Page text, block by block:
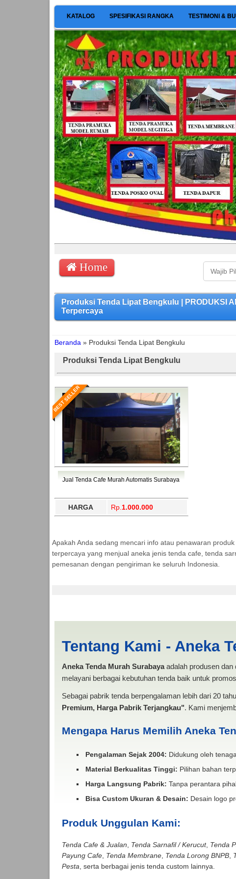
KATALOG SPESIFIKASI RANGKA TESTIMONI &
Home
Produksi Tenda Lipat Bengkulu | PRODUKSI
Terpercaya
Beranda » Produksi Tenda Lipat Bengkulu
Produksi Tenda Lipat Bengkulu
BEST SELLER
Jual Tenda Cafe Murah Automatis Surabaya
HARGA Rp. 1.000.000
Apakah Anda sedang mencari info atau penawaran produk
terpercaya yang menjual aneka jenis tenda cafe, tenda
pemesanan dengan pengiriman ke seluruh Indonesia.
Tentang Kami - Aneka
Aneka Tenda Murah Surabayaadalah produsen dan
melayani berbagai kebutuhan tenda baik untuk
Sebagai pabrik tenda berpengalaman lebih dari 20
Premium, Harga Pabrik Terjangkau". Kami
Mengapa Harus Memilih Aneka
Pengalaman Sejak 2004: Didukung oleh
Material Berkualitas Tinggi: Pilihan bahan
Harga Langsung Pabrik: Tanpa perantara
Bisa Custom Ukuran & Desain: Desain logo
Produk Unggulan Kami:
Tenda Cafe & Jualan Tenda Sarnafil / Kerucut, Tenda
Payung Cafe, Tenda Membrane, Tenda Lorong BNPB,
Pesta , serta berbagai jenis tenda custom lainnya.